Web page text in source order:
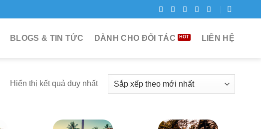
BLOGS & TIN TỨC DÀNH CHO ĐỐI TÁC LIÊN HỆ
Hiển thị kết quả duy nhất